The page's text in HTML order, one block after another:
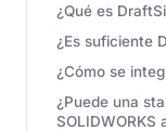
¿Qué es
¿Es suficiente
¿Cómo se
¿Puede una
SOLIDWORKS